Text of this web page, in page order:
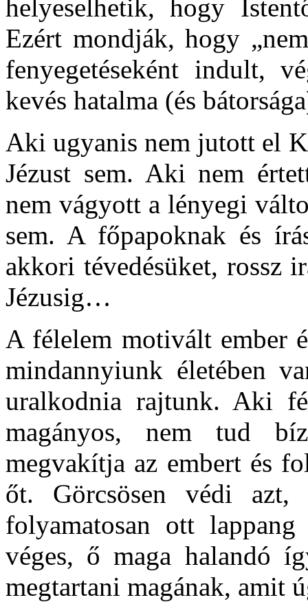
helyeselhetik, hogy
Ezért mondják, hogy
fenyegetéseként indult,
kevés hatalma (és
Aki ugyanis nem jutott el
Jézust sem. Aki nem
nem vágyott a lényegi
sem. A főpapoknak és
akkori tévedésüket, rossz
Jézusig…
A félelem motivált ember
mindannyiunk életében
uralkodnia rajtunk. Aki
magányos, nem tud
megvakítja az embert és
őt. Görcsösen védi azt,
folyamatosan ott
véges, ő maga halandó
megtartani magának, amit